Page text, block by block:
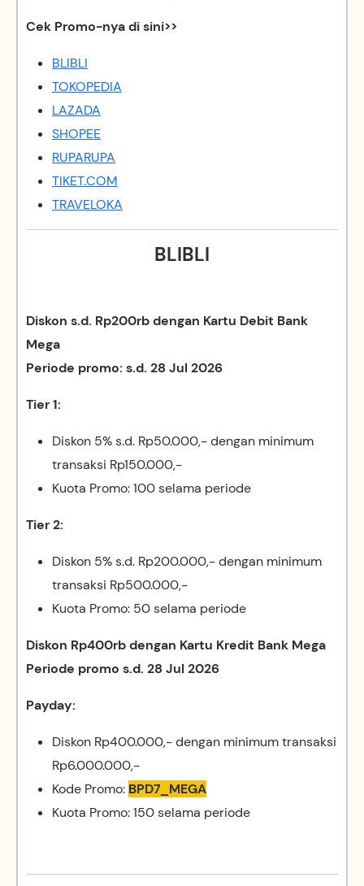
Cek Promo-nya di sini>>
BLIBLI
TOKOPEDIA
LAZADA
SHOPEE
RUPARUPA
TIKET.COM
TRAVELOKA
BLIBLI
Diskon s.d. Rp200rb dengan Kartu Debit Bank
Mega
Periode promo: s.d. 28 Jul 2026
Tier 1:
Diskon 5% s.d. Rp50.000,- dengan minimum
transaksi Rp150.000,-
Kuota Promo: 100 selama periode
Tier 2:
Diskon 5% s.d. Rp200.000,- dengan minimum
transaksi Rp500.000,-
Kuota Promo: 50 selama periode
Diskon Rp400rb dengan Kartu Kredit Bank Mega
Periode promo s.d. 28 Jul 2026
Payday:
Diskon Rp400.000,- dengan minimum transaksi
Rp6.000.000,-
Kode Promo: BPD7_MEGA
Kuota Promo: 150 selama periode